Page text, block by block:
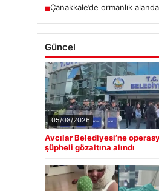
■Çanakkale’de ormanlık alanda
Güncel
05/08/2026
Avcılar Belediyesi’ne
şüpheli gözaltına alındı